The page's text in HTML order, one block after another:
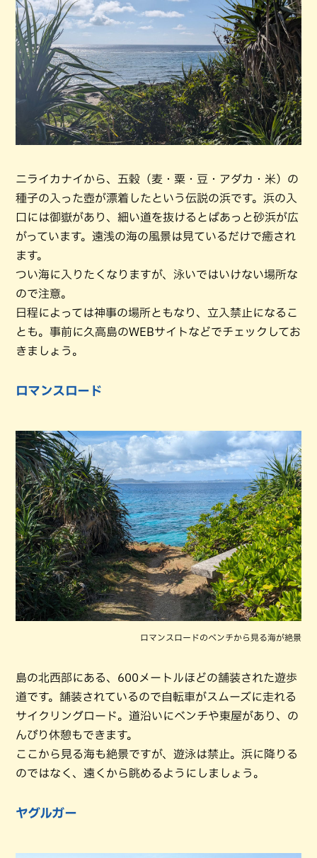
ニライカナイから、五穀（麦・粟・豆・アダカ・米）の
種子の入った壺が漂着したという伝説の浜です。浜の入
口には御嶽があり、細い道を抜けるとぱあっと砂浜が広
がっています。遠浅の海の風景は見ているだけで癒され
ます。
つい海に入りたくなりますが、泳いではいけない場所な
ので注意。
日程によっては神事の場所ともなり、立入禁止になるこ
とも。事前に久高島のWEBサイトなどでチェックしてお
きましょう。
ロマンスロード
ロマンスロードのベンチから見る海が絶景
島の北西部にある、600メートルほどの舗装された遊歩
道です。舗装されているので自転車がスムーズに走れる
サイクリングロード。道沿いにベンチや東屋があり、の
んびり休憩もできます。
ここから見る海も絶景ですが、遊泳は禁止。浜に降りる
のではなく、遠くから眺めるようにしましょう。
ヤグルガー